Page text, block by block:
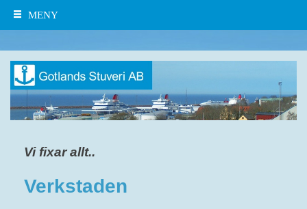
MENY
Vi fixar allt..
Verkstaden